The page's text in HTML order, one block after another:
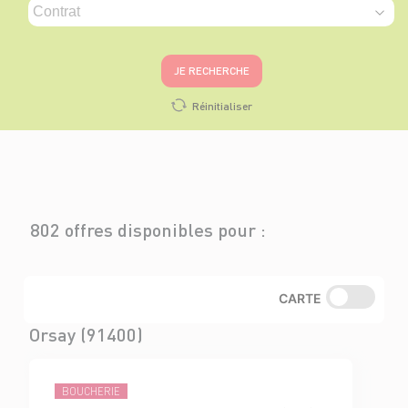
JE RECHERCHE
Réinitialiser
802 offres disponibles pour :
CARTE
Orsay (91400)
BOUCHERIE